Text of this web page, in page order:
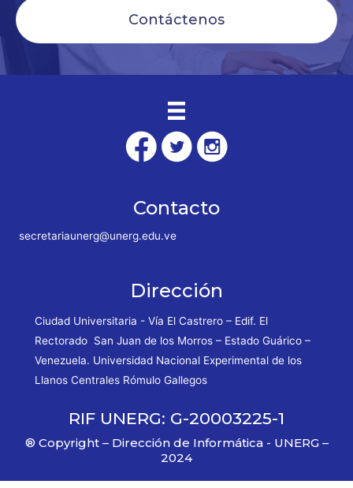
Contáctenos
Contacto
secretariaunerg@unerg.edu.ve
Dirección
Ciudad Universitaria - Vía El Castrero – Edif. El
Rectorado San Juan de los Morros – Estado Guárico –
Venezuela. Universidad Nacional Experimental de los
Llanos Centrales Rómulo Gallegos
RIF UNERG: G-20003225-1
® Copyright – Dirección de Informática - UNERG –
2024